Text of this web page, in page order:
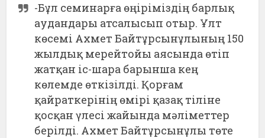
-Бұл семинарға өңіріміздің барлық
аудандары атсалысып отыр. Ұлт
көсемі Ахмет Байтұрсынұлының 150
жылдық мерейтойы аясында өтіп
жатқан іс-шара барынша кең
көлемде өткізілді. Қорғам
қайраткерінің өмірі қазақ тіліне
қосқан үлесі жайында мәліметтер
берілді. Ахмет Байтұрсынұлы төте